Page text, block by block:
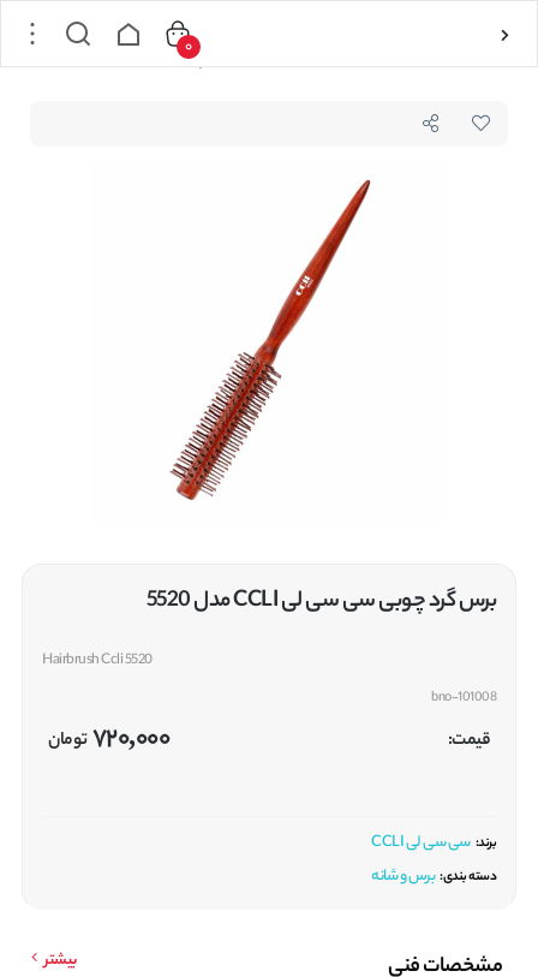
برس گرد چوبی سی سی لی CCLI مدل 5520
0
برس گرد چوبی سی سی لی CCLI مدل 5520
Hairbrush Ccli 5520
bno-101008
قیمت: 720,000تومان
برند: سی سی لی CCLI
دسته بندی: برس و شانه
مشخصات فنی بیشتر